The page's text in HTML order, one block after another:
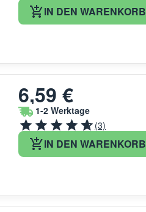
IN DEN WARENKORB
6,59 €
1-2 Werktage
(3)
IN DEN WARENKORB